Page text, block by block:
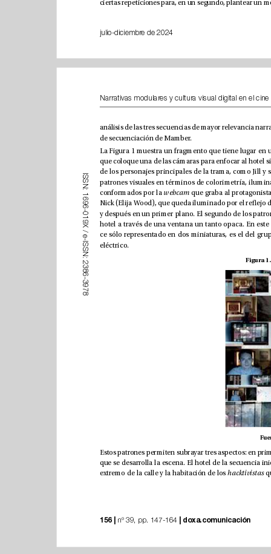
julio-diciembre de 2024
I
S
S
N
:
1
6
9
6
-
0
1
9
X
/
e
-
I
S
S
N
:
2
3
8
6
-
3
9
7
8
doxa.comunicación
conformados por la webcam
eléctrico.
hacktivistas